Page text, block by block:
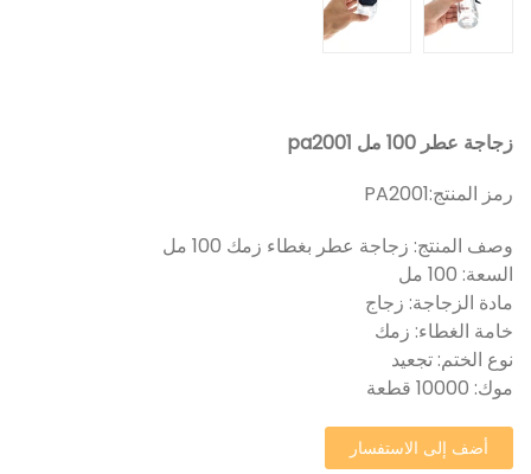
زجاجة عطر 100 مل pa2001
رمز المنتج:PA2001
وصف المنتج: زجاجة عطر بغطاء زمك 100 مل
السعة: 100 مل
مادة الزجاجة: زجاج
خامة الغطاء: زمك
نوع الختم: تجعيد
موك: 10000 قطعة
أضف إلى الاستفسار